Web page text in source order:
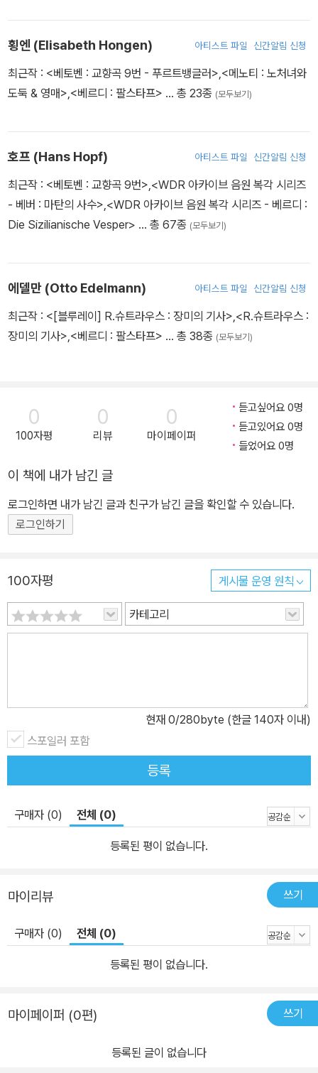
정한 음성발굴을 도왔고 남편인 반주자 미카엘 라우하이젠과 함께 리
트의 정수를 가르쳤다. 매우 다양한 그녀의 레퍼토리 속에는 마스네
의 [마농], [피델리오]의 마르첼리네와 오놀레, [팔려간 신부]의 마렌
있고, 스트라빈스키의 [방탕아의 편력]에서는 안느 트롤로브 역을 초
연하였다.
횡엔 (Elisabeth Hongen) 아티스트 파일 신간알림 신청
최근작 : <베토벤 : 교향곡 9번 - 푸르트뱅글러>,<메노티 : 노처녀와
도둑 & 영매>,<베르디 : 팔스타프> … 총 23종 (모두보기)
호프 (Hans Hopf) 아티스트 파일 신간알림 신청
최근작 : <베토벤 : 교향곡 9번>,<WDR 아카이브 음원 복각 시리즈
- 베버 : 마탄의 사수>,<WDR 아카이브 음원 복각 시리즈 - 베르디 :
Die Sizilianische Vesper> … 총 67종 (모두보기)
에델만 (Otto Edelmann) 아티스트 파일 신간알림 신청
최근작 : <[블루레이] R.슈트라우스 : 장미의 기사>,<R.슈트라우스 :
장미의 기사>,<베르디 : 팔스타프> … 총 38종 (모두보기)
0
100자평
0
리뷰
0
마이페이퍼
듣고싶어요 0명
듣고있어요 0명
들었어요 0명
이 책에 내가 남긴 글
로그인하면 내가 남긴 글과 친구가 남긴 글을 확인할 수 있습니다.
로그인하기
100자평 게시물 운영 원칙
카테고리
현재 0/280byte (한글 140자 이내)
스포일러 포함
등록
구매자 (0) 전체 (0)
등록된 평이 없습니다.
마이리뷰 쓰기
구매자 (0) 전체 (0)
등록된 평이 없습니다.
마이페이퍼 (0편) 쓰기
등록된 글이 없습니다